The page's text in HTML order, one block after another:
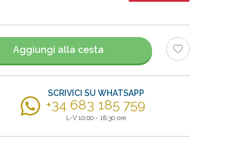
Aggiungi alla cesta
SCRIVICI SU WHATSAPP
+34 683 185 759
L-V 10:00 - 18:30 ore